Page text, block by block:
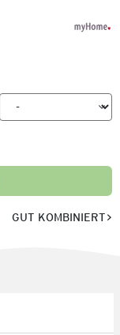
GUT KOMBINIERT